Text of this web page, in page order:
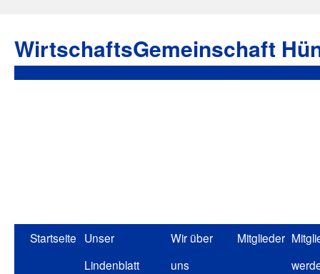
WirtschaftsGemeinschaft
Startseite Unser
Lindenblatt
Wir über
uns
Mitglieder